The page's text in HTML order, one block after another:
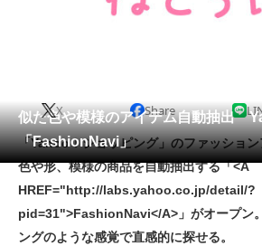
地域
会員記事
メディア
注目記事を集めた総合ページ
ITの今と未来を見通す
似た色や模様のアイテム自動抽出
「FashionNavi」
X Share
「Yahoo！ショッピング」のファッショ
色や形、模様の商品を自動抽出する「<A
HREF="http://labs.yahoo.co.jp/detail/?
pid=31">FashionNavi</A>」がオープン
ングのような感覚で直感的に探せる。